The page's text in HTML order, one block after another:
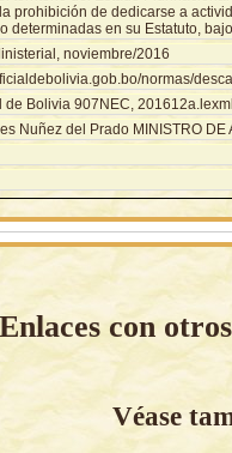
prohibición de dedicarse a
determinadas en su Estatuto,
noviembre/2016
normas/
de Bolivia 907NEC, 201612a.lexml
Nuñez del Prado MINISTRO DE
Enlaces con
Véase